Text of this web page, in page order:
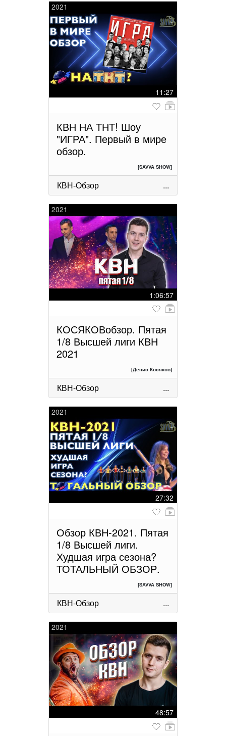
2021
11:27
КВН НА ТНТ! Шоу
"ИГРА". Первый в мире
обзор.
[SAVVA SHOW]
КВН-Обзор ...
2021
1:06:57
КОСЯКОВобзор. Пятая
1/8 Высшей лиги КВН
2021
[Денис Косяков]
КВН-Обзор ...
2021
27:32
Обзор КВН-2021. Пятая
1/8 Высшей лиги.
Худшая игра сезона?
ТОТАЛЬНЫЙ ОБЗОР.
[SAVVA SHOW]
КВН-Обзор ...
2021
48:57